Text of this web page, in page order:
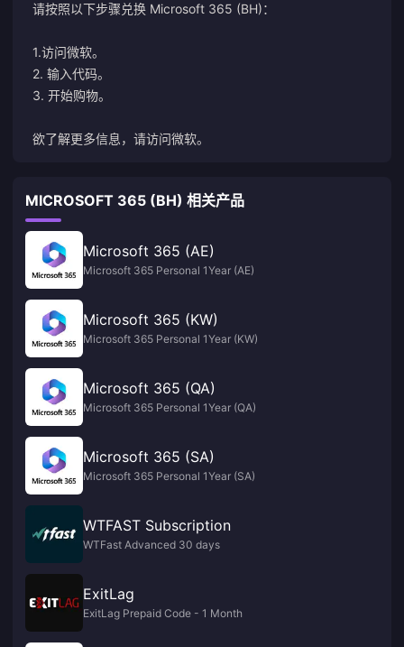
请按照以下步骤兑换 Microsoft 365 (BH)：
1.访问微软。
2. 输入代码。
3. 开始购物。
欲了解更多信息，请访问微软。
MICROSOFT 365 (BH) 相关产品
Microsoft 365 (AE)
Microsoft 365 Personal 1Year (AE)
Microsoft 365 (KW)
Microsoft 365 Personal 1Year (KW)
Microsoft 365 (QA)
Microsoft 365 Personal 1Year (QA)
Microsoft 365 (SA)
Microsoft 365 Personal 1Year (SA)
WTFAST Subscription
WTFast Advanced 30 days
ExitLag
ExitLag Prepaid Code - 1 Month